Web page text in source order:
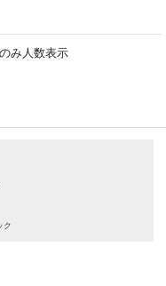
み人数表示
ク